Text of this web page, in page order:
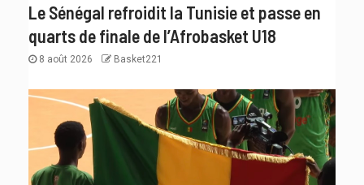
Le Sénégal refroidit la Tunisie et passe en
quarts de finale de l’Afrobasket U18
8 août 2026 Basket221